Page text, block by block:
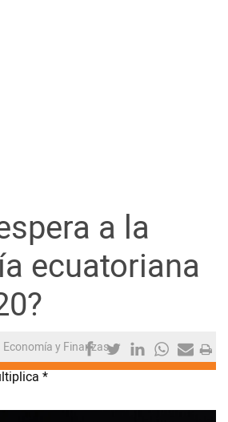
a la
ecuatoriana
Economía y Finanzas
*